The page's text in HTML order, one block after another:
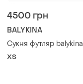
4500 грн
BALYKINA
Сукня футляр balykina
ХS